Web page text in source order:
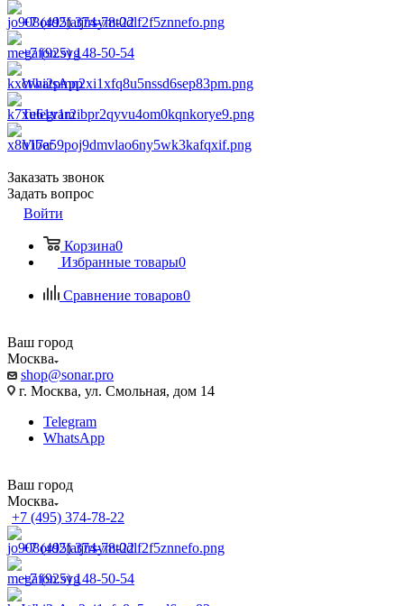
+7 (495) 374-78-22
+7 (925) 148-50-54
WhatsApp
Telegram
Viber
Заказать звонок
Задать вопрос
Войти
Корзина0
Избранные товары0
Сравнение товаров0
Ваш город
Москва
shop@sonar.pro
г. Москва, ул. Смольная, дом 14
Telegram
WhatsApp
Ваш город
Москва
+7 (495) 374-78-22
+7 (495) 374-78-22
+7 (925) 148-50-54